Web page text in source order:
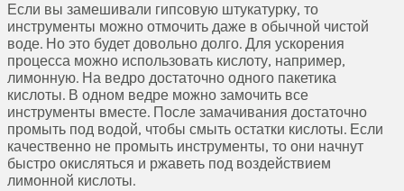
Если вы замешивали гипсовую штукатурку, то
инструменты можно отмочить даже в обычной чистой
воде. Но это будет довольно долго. Для ускорения
процесса можно использовать кислоту, например,
лимонную. На ведро достаточно одного пакетика
кислоты. В одном ведре можно замочить все
инструменты вместе. После замачивания достаточно
промыть под водой, чтобы смыть остатки кислоты. Если
качественно не промыть инструменты, то они начнут
быстро окисляться и ржаветь под воздействием
лимонной кислоты.